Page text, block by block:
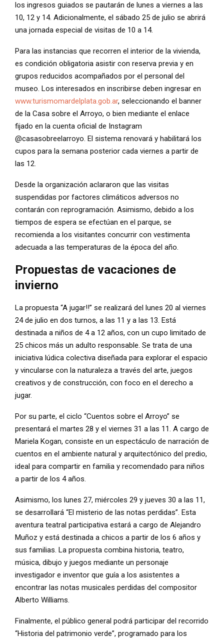
los ingresos guiados se pautarán de lunes a viernes a las
10, 12 y 14. Adicionalmente, el sábado 25 de julio se abrirá
una jornada especial de visitas de 10 a 14.
Para las instancias que recorren el interior de la vivienda,
es condición obligatoria asistir con reserva previa y en
grupos reducidos acompañados por el personal del
museo. Los interesados en inscribirse deben ingresar en
www.turismomardelplata.gob.ar, seleccionando el banner
de la Casa sobre el Arroyo, o bien mediante el enlace
fijado en la cuenta oficial de Instagram
@casasobreelarroyo. El sistema renovará y habilitará los
cupos para la semana posterior cada viernes a partir de
las 12.
Desde la organización aclararon que las visitas
suspendidas por factores climáticos adversos no
contarán con reprogramación. Asimismo, debido a los
tiempos de espera se efectúan en el parque, se
recomienda a los visitantes concurrir con vestimenta
adecuada a las temperaturas de la época del año.
Propuestas de vacaciones de
invierno
La propuesta “A jugar!!” se realizará del lunes 20 al viernes
24 de julio en dos turnos, a las 11 y a las 13. Está
destinada a niños de 4 a 12 años, con un cupo limitado de
25 chicos más un adulto responsable. Se trata de una
iniciativa lúdica colectiva diseñada para explorar el espacio
y vincularse con la naturaleza a través del arte, juegos
creativos y de construcción, con foco en el derecho a
jugar.
Por su parte, el ciclo “Cuentos sobre el Arroyo” se
presentará el martes 28 y el viernes 31 a las 11. A cargo de
Mariela Kogan, consiste en un espectáculo de narración de
cuentos en el ambiente natural y arquitectónico del predio,
ideal para compartir en familia y recomendado para niños
a partir de los 4 años.
Asimismo, los lunes 27, miércoles 29 y jueves 30 a las 11,
se desarrollará “El misterio de las notas perdidas”. Esta
aventura teatral participativa estará a cargo de Alejandro
Muñoz y está destinada a chicos a partir de los 6 años y
sus familias. La propuesta combina historia, teatro,
música, dibujo y juegos mediante un personaje
investigador e inventor que guía a los asistentes a
encontrar las notas musicales perdidas del compositor
Alberto Williams.
Finalmente, el público general podrá participar del recorrido
“Historia del patrimonio verde”, programado para los